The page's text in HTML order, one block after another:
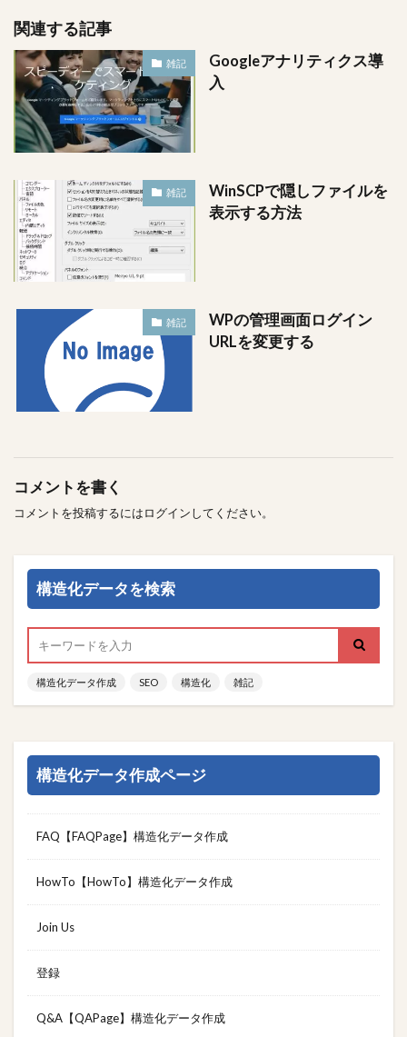
関連する記事
雑記
Googleアナリティクス導
入
雑記
WinSCPで隠しファイルを
表示する方法
雑記
WPの管理画面ログイン
URLを変更する
コメントを書く
コメントを投稿するにはログインしてください。
構造化データを検索
構造化データ作成 SEO 構造化 雑記
構造化データ作成ページ
FAQ【FAQPage】構造化データ作成
HowTo【HowTo】構造化データ作成
Join Us
登録
Q&A【QAPage】構造化データ作成